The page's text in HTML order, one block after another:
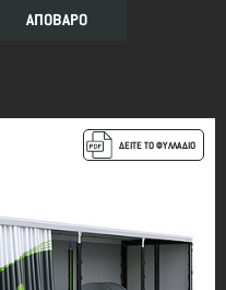
ΑΠΟΒΑΡΟ
ΔΕΙΤΕ ΤΟ ΦΥΛΛΑΔΙΟ